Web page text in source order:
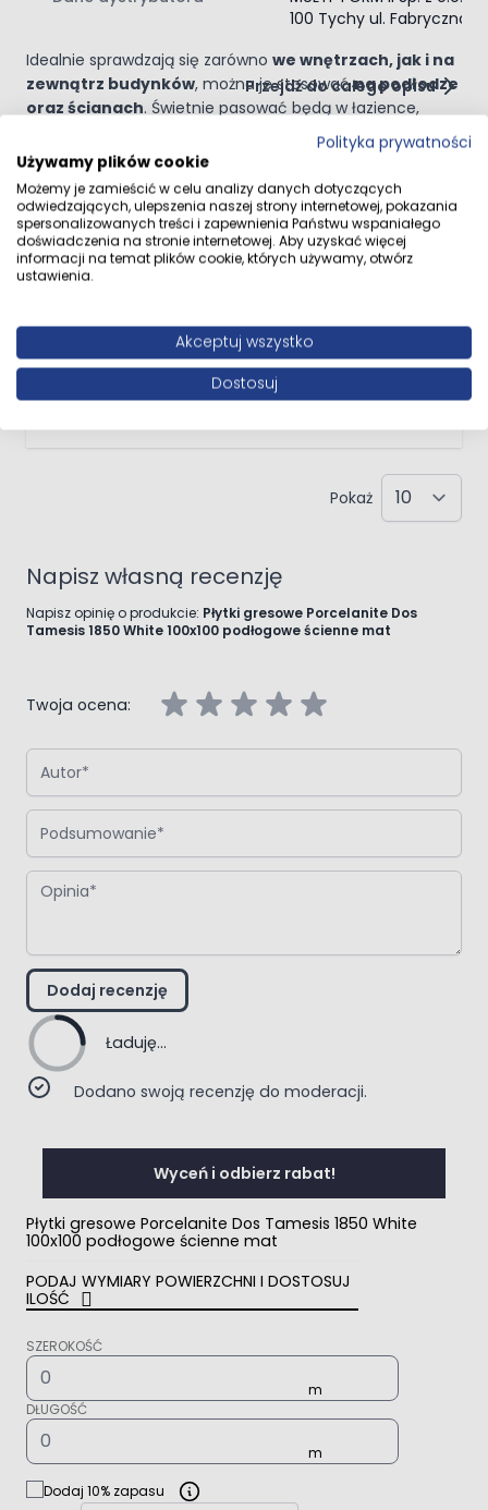
estetyczne, a równocześnie
odporne na uszkodzenia
Idealnie sprawdzają się zarówno we wnętrzach, jak i na
zewnątrz budynków, można je stosowaćna podłodze
oraz ścianach. Świetnie pasować będą w łazience,
mrozoodporności
można je kłaść także na tarasie czy balkonie.
Rektyfikacja
Płytki te są rektyfikowane co oznacza, że ichkrawędzie
są precyzyjnie przycięte pod kątem prostym.
Dzięki tej obróbce, płytki mają równoległe boki, co
ułatwia dokładne ułożenie ich obok siebie,
estetycznego i nowoczesnego efektukońcowego.
100 Tychy ul. Fabryczna 11
Przejdź do całego opisu
Opinie klientów
Świetna jakość
Recenzowany przez Karolina 24 września 2024
24.09.2024
Super płytki, idealne do dużych przestrzeni.
Bardzo polecam.
Pokaż
Napisz własną recenzję
Napisz opinię o produkcie: Płytki gresowe Porcelanite Dos
Tamesis 1850 White 100x100 podłogowe ścienne mat
Twoja ocena:
Autor
Podsumowanie
Opinia
Dodaj recenzję
Ładuję...
Dodano swoją recenzję do moderacji.
Wyceń i odbierz rabat!
Płytki gresowe Porcelanite Dos Tamesis 1850 White
100x100 podłogowe ścienne mat
PODAJ WYMIARY POWIERZCHNI I DOSTOSUJ
ILOŚĆ
SZEROKOŚĆ
DŁUGOŚĆ
Dodaj 10% zapasu
Polityka prywatności
Używamy plików cookie
Możemy je zamieścić w celu analizy danych dotyczących
odwiedzających, ulepszenia naszej strony internetowej, pokazania
spersonalizowanych treści i zapewnienia Państwu wspaniałego
doświadczenia na stronie internetowej. Aby uzyskać więcej
informacji na temat plików cookie, których używamy, otwórz
ustawienia.
Akceptuj wszystko
Dostosuj